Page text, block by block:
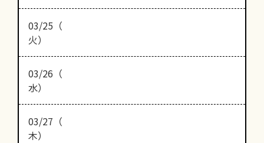
03/25（
火）
03/26（
水）
03/27（
木）